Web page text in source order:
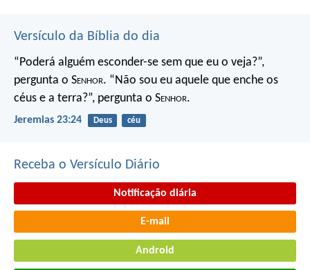
Versículo da Bíblia do dia
“Poderá alguém esconder-se sem que eu o veja?”,
pergunta o Senhor. “Não sou eu aquele que enche os
céus e a terra?”, pergunta o Senhor.
Jeremias 23:24 Deus céu
Receba o Versículo Diário
Notificação diária
E-mail
Android